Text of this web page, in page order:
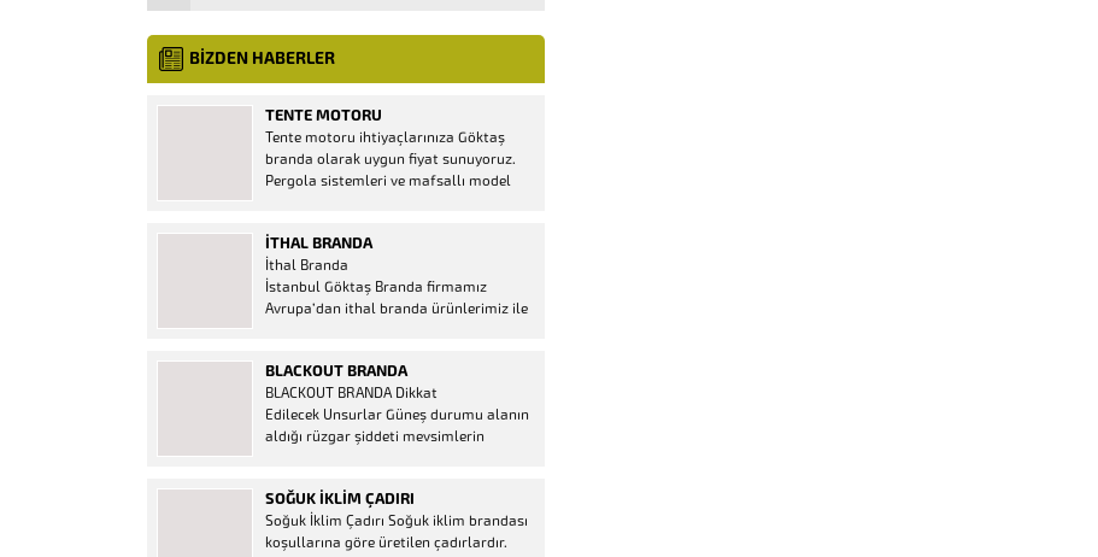
BİZDEN HABERLER
TENTE MOTORU
Tente motoru ihtiyaçlarınıza Göktaş
branda olarak uygun fiyat sunuyoruz.
Pergola sistemleri ve mafsallı model
mevcuttur. Kumanda ve diğer aparatlar
firmamızda mevcuttur.
İTHAL BRANDA
İthal Branda
İstanbul Göktaş Branda firmamız
Avrupa’dan ithal branda ürünlerimiz ile
Ürün Al dükkanı ürünleri peşin fiyatına
bol taksitle Göktaş Branda Çeşitleri
Adresinde, 1.kalite ithal ürün ne demek
Brandacı sektöründe faaliyet gösteren,
BLACKOUT BRANDA
BLACKOUT BRANDA Dikkat
Edilecek Unsurlar Güneş durumu alanın
aldığı rüzgar şiddeti mevsimlerin
düşünmeniz gereken bir kaç faktörden
biridir. Türkiye’nin lider Branda markası
Göktaş Branda, Hazine ve Maliye Bakanı
SOĞUK İKLIM ÇADIRI
Soğuk İklim Çadırı Soğuk iklim brandası
koşullarına göre üretilen çadırlardır.